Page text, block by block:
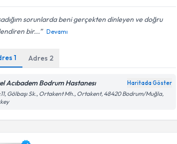
sorunlarda beni gerçekten dinleyen ve doğru
bir...
Devamı
1 Adres 2
Acıbadem Bodrum Hastanesı Haritada Göster
Gölbaşı Sk., Ortakent Mh., Ortakent, 48420 Bodrum/Muğla,